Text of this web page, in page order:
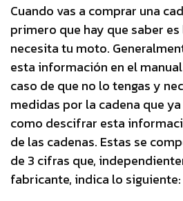
Cuando vas a comprar una
primero que hay que saber
necesita tu moto.
esta información en el
caso de que no lo tengas y
medidas por la cadena que
como descifrar esta
de las cadenas. Estas se
de 3 cifras que,
fabricante, indica lo siguiente: